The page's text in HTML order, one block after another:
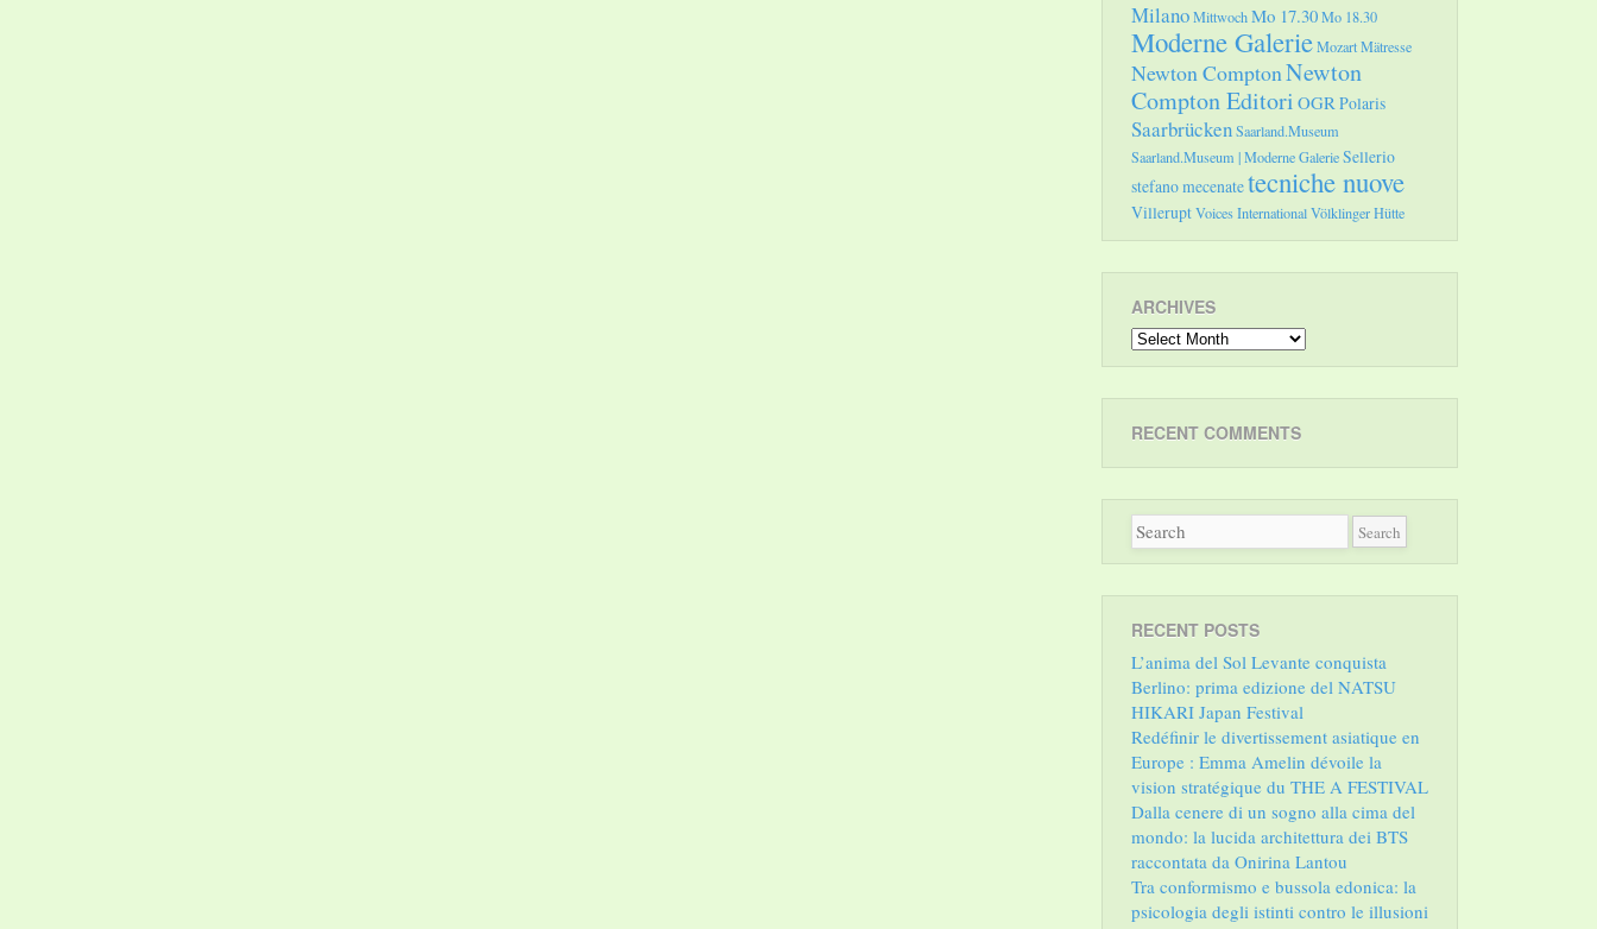
MilanoMittwochMo 17.30Mo 18.30
Moderne GalerieMozartMätresse
Newton ComptonNewton
Compton Editori OGRPolaris
SaarbrückenSaarland.Museum
Saarland.Museum | Moderne GalerieSellerio
stefano mecenatetecniche nuove
VilleruptVoices InternationalVölklinger Hütte
ARCHIVES
Archives
RECENT COMMENTS
RECENT POSTS
L’anima del Sol Levante conquista
Berlino: prima edizione del NATSU
HIKARI Japan Festival
Redéfinir le divertissement asiatique en
Europe : Emma Amelin dévoile la
vision stratégique du THE A FESTIVAL
Dalla cenere di un sogno alla cima del
mondo: la lucida architettura dei BTS
raccontata da Onirina Lantou
Tra conformismo e bussola edonica: la
psicologia degli istinti contro le illusioni